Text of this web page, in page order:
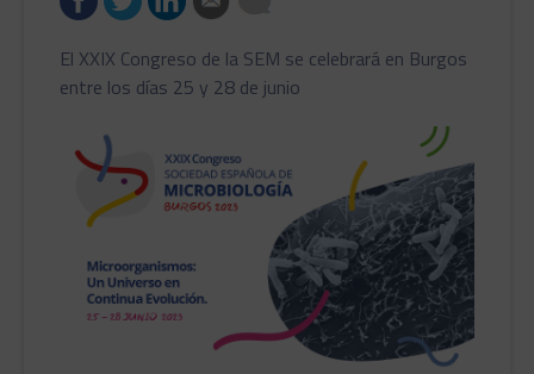
El XXIX Congreso de la SEM se celebrará en Burgos
entre los días 25 y 28 de junio